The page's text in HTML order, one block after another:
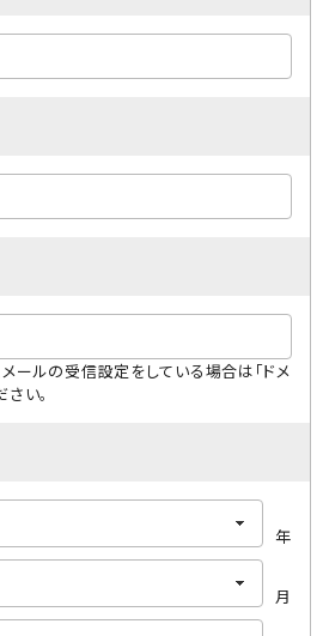
ールの受信設定をしている場合は「ドメ
さい｡
年
月